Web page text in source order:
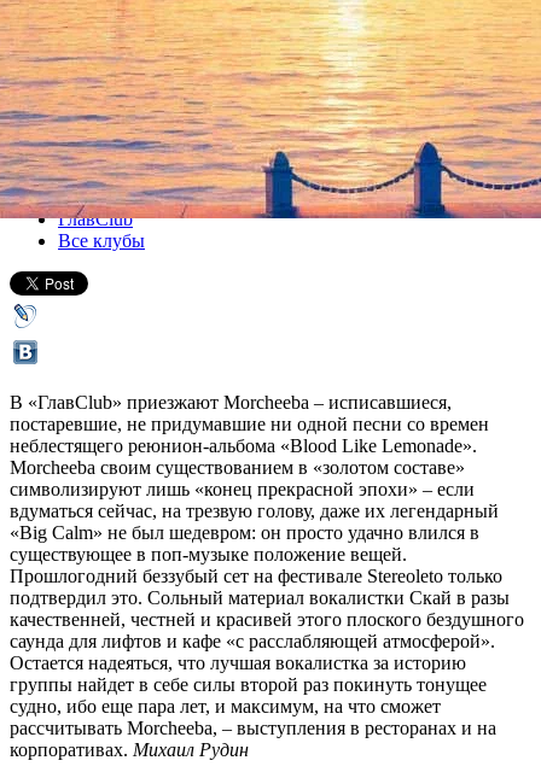
Morcheeba
18 октября 2011, вторник,20.00
Версия для печати
Все концерты
ГлавClub
Все клубы
В «ГлавClub» приезжают Morcheeba – исписавшиеся,
постаревшие, не придумавшие ни одной песни со времен
неблестящего реюнион-альбома «Blood Like Lemonade».
Morcheeba своим существованием в «золотом составе»
символизируют лишь «конец прекрасной эпохи» – если
вдуматься сейчас, на трезвую голову, даже их легендарный
«Big Calm» не был шедевром: он просто удачно влился в
существующее в поп-музыке положение вещей.
Прошлогодний беззубый сет на фестивале Stereoleto только
подтвердил это. Сольный материал вокалистки Скай в разы
качественней, честней и красивей этого плоского бездушного
саунда для лифтов и кафе «с расслабляющей атмосферой».
Остается надеяться, что лучшая вокалистка за историю
группы найдет в себе силы второй раз покинуть тонущее
судно, ибо еще пара лет, и максимум, на что сможет
рассчитывать Morcheeba, – выступления в ресторанах и на
корпоративах. Михаил Рудин